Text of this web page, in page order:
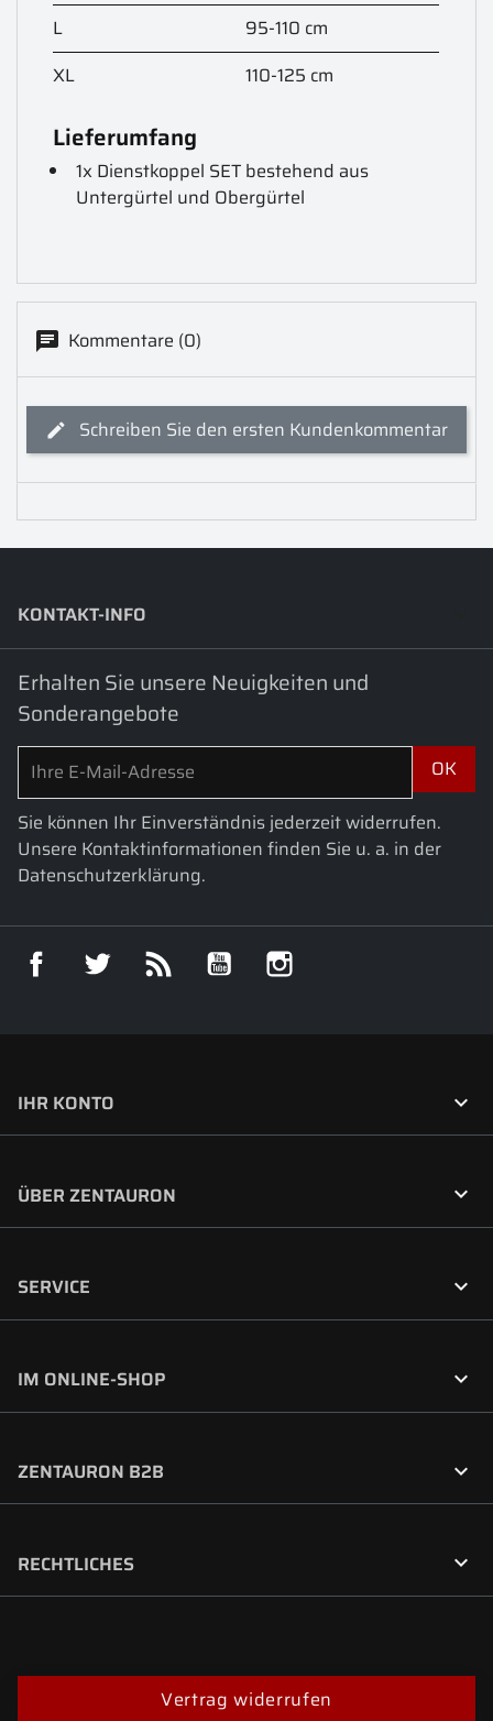
L
95-110 cm
XL
110-125 cm
Lieferumfang
1x Dienstkoppel SET bestehend aus
Untergürtel und Obergürtel
Kommentare (0)
Schreiben Sie den ersten Kundenkommentar
KONTAKT-INFO
Erhalten Sie unsere Neuigkeiten und
Sonderangebote
Sie können Ihr Einverständnis jederzeit widerrufen.
Unsere Kontaktinformationen finden Sie u. a. in der
Datenschutzerklärung.
Facebook Twitter RSS YouTube
IHR KONTO 
ÜBER ZENTAURON 
SERVICE 
IM ONLINE-SHOP 
ZENTAURON B2B 
RECHTLICHES 
Vertrag widerrufen